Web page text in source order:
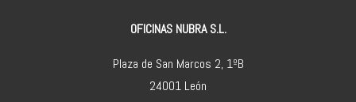
OFICINAS NUBRA S.L.
Plaza de San Marcos 2, 1ºB
24001 León